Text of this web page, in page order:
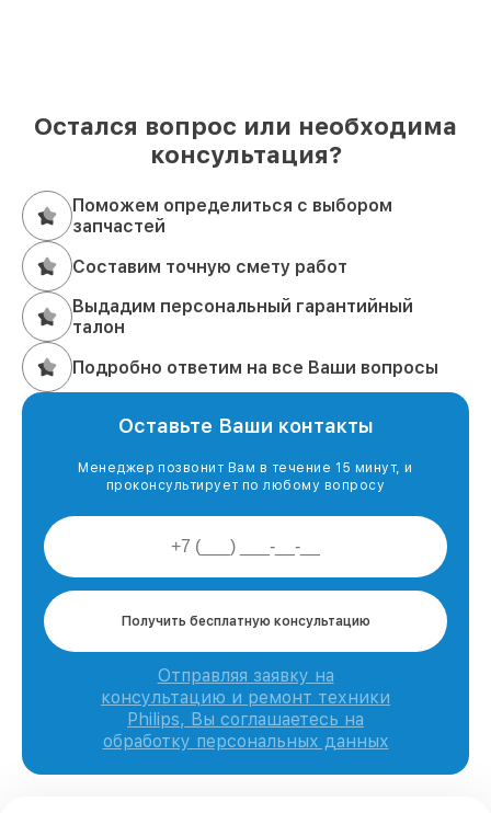
Остался вопрос или необходима
консультация?
Поможем определиться с выбором
запчастей
Составим точную смету работ
Выдадим персональный гарантийный
талон
Подробно ответим на все Ваши вопросы
Оставьте Ваши контакты
Менеджер позвонит Вам в течение 15 минут, и
проконсультирует по любому вопросу
Получить бесплатную консультацию
Отправляя заявку на
консультацию и ремонт техники
Philips, Вы соглашаетесь на
обработку персональных данных